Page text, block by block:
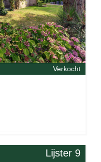
Verkocht
Lijster 9